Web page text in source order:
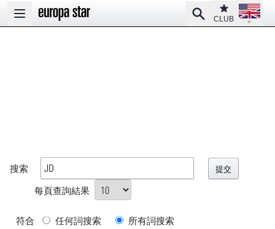
Open main menu
SearchClub
CLUB
Open
搜索
每頁查詢結果
符合 任何詞搜索 所有詞搜索